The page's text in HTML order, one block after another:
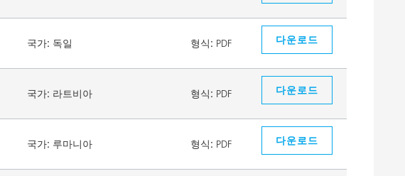
국가: 독일 형식: PDF 다운로드
국가: 라트비아 형식: PDF 다운로드
국가: 루마니아 형식: PDF 다운로드